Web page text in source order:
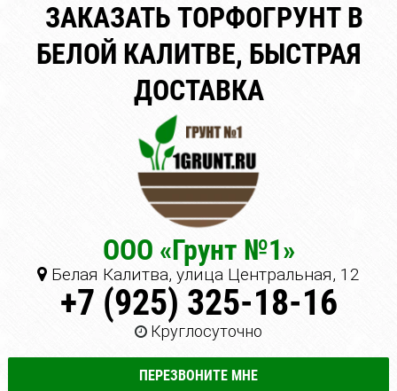
ЗАКАЗАТЬ ТОРФОГРУНТ В
БЕЛОЙ КАЛИТВЕ, БЫСТРАЯ
ДОСТАВКА
ООО «Грунт №1»
Белая Калитва, улица Центральная, 12
+7 (925) 325-18-16
Круглосуточно
ПЕРЕЗВОНИТЕ МНЕ